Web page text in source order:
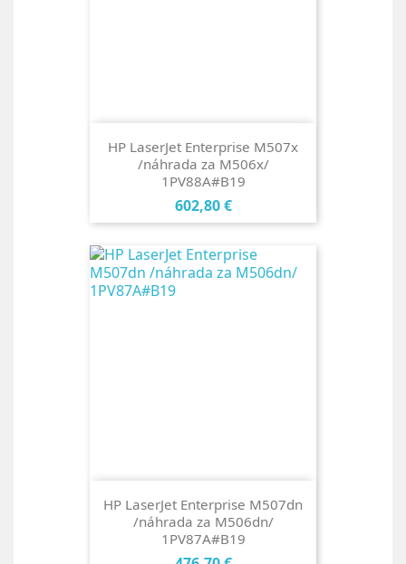
HP LaserJet Enterprise M507x
/náhrada za M506x/
1PV88A#B19
Cena
602,80 €
HP LaserJet Enterprise M507dn
/náhrada za M506dn/
1PV87A#B19